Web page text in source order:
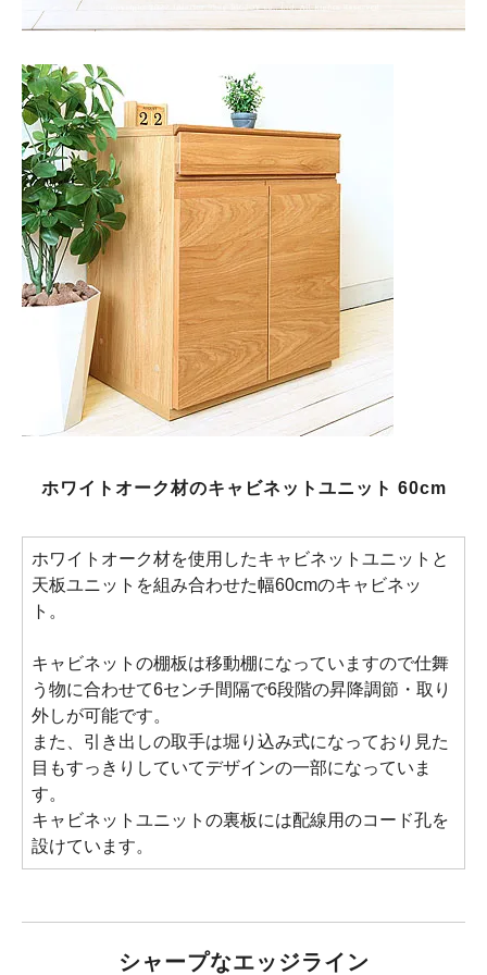
ホワイトオーク材のキャビネットユニット 60cm
ホワイトオーク材を使用したキャビネットユニットと
天板ユニットを組み合わせた幅60cmのキャビネッ
ト。
キャビネットの棚板は移動棚になっていますので仕舞
う物に合わせて6センチ間隔で6段階の昇降調節・取り
外しが可能です。
また、引き出しの取手は堀り込み式になっており見た
目もすっきりしていてデザインの一部になっていま
す。
キャビネットユニットの裏板には配線用のコード孔を
設けています。
シャープなエッジライン